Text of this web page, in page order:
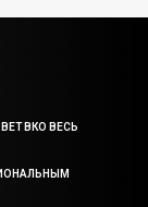
ВКО ВЕСЬ